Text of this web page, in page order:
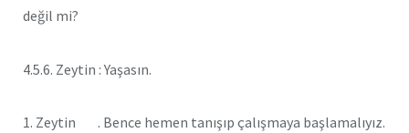
değil mi?
4.5.6. Zeytin : Yaşasın.
1. Zeytin . Bence hemen tanışıp çalışmaya başlamalıyız.